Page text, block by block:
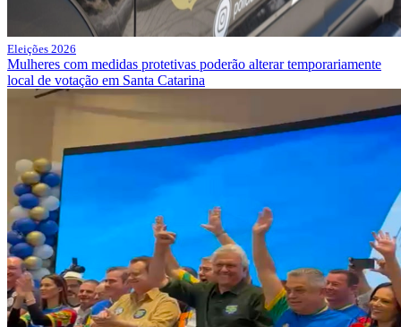
Eleições 2026
Mulheres com medidas protetivas poderão alterar temporariamente
local de votação em Santa Catarina